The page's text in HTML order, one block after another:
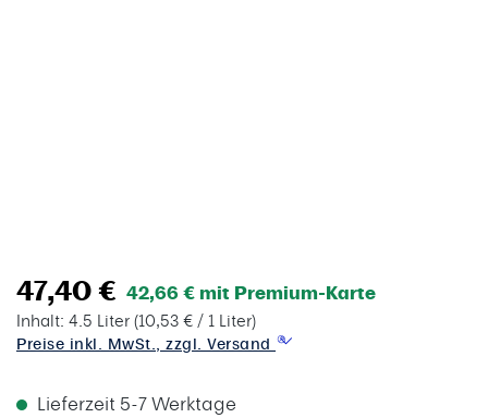
47,40 € 42,66 € mit Premium-Karte
Inhalt: 4.5 Liter(10,53 € / 1 Liter)
Preise inkl. MwSt., zzgl. Versand
Lieferzeit 5-7 Werktage